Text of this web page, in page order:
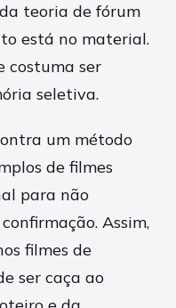
teoria de fórum
está no material.
costuma ser
seletiva.
um método
de filmes
para não
Assim,
filmes de
ser caça ao